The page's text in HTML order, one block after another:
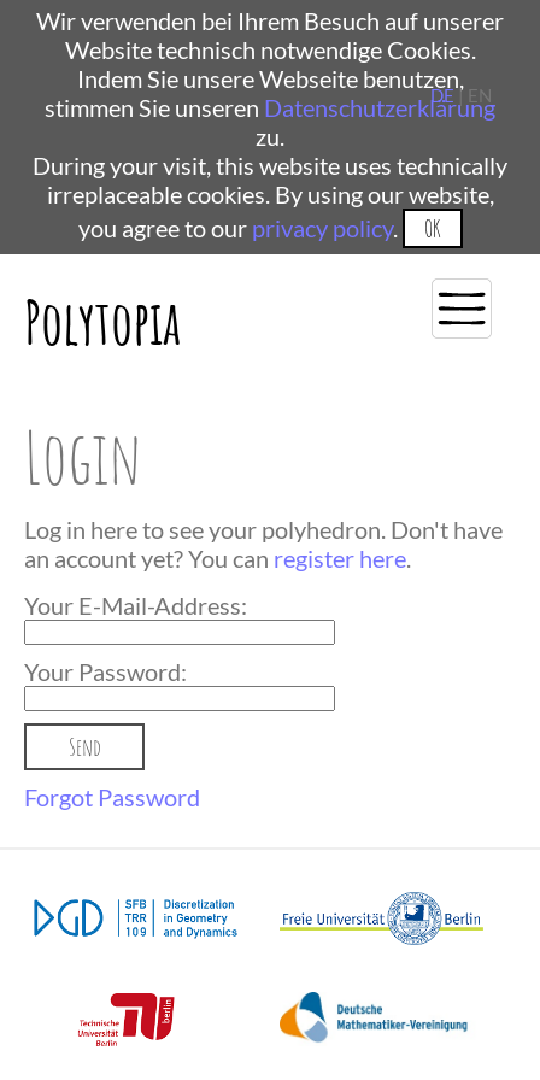
Wir verwenden bei Ihrem Besuch auf unserer
Website technisch notwendige Cookies.
Indem Sie unsere Webseite benutzen,
stimmen Sie unseren Datenschutzerklärung
zu.
During your visit, this website uses technically
irreplaceable cookies. By using our website,
you agree to our privacy policy. OK
Polytopia
DE| EN
Login
Log in here to see your polyhedron. Don't have
an account yet? You can register here.
Your E-Mail-Address:
Your Password:
Forgot Password